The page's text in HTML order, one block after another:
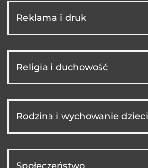
Reklama i druk
Religia i duchowość
Rodzina i wychowanie dzieci
Społeczeństwo